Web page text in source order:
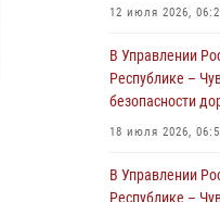
подозреваемого
здоровью
01 августа 2026,
национальной
Федерации
12 июля 2026,
В Управлении
Республике –
безопасности
18 июля 2026,
В Управлении
Республике –